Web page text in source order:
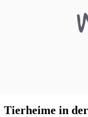
Tierheime in